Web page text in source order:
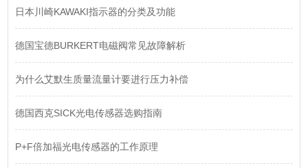
日本川崎KAWAKI指示器的分类及功能
德国宝德BURKERT电磁阀常见故障解析
为什么艾默生质量流量计要进行压力补偿
德国西克SICK光电传感器选购指南
P+F倍加福光电传感器的工作原理